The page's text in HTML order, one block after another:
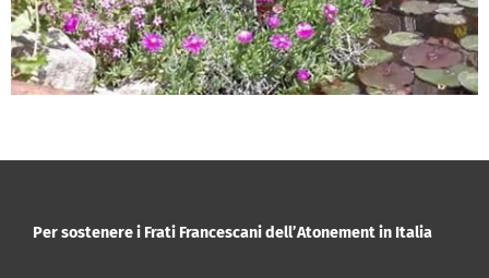
Per sostenere i Frati Francescani dell’Atonement in Italia